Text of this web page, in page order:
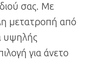
σας. Με
μετατροπή από
υψηλής
για άνετο